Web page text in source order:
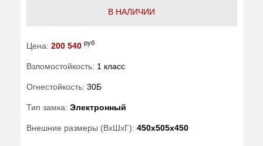
В НАЛИЧИИ
Цена: 200 540 руб
Взломостойкость: 1 класс
Огнестойкость: 30Б
Тип замка: Электронный
Внешние размеры (ВхШхГ): 450x505x450